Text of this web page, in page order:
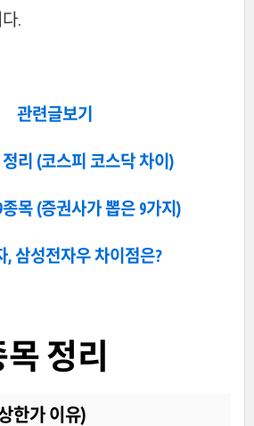
.
관련글보기
리 (코스피 코스닥 차이)
목 (증권사가 뽑은 9가지)
, 삼성전자우 차이점은?
정리
한가 이유)